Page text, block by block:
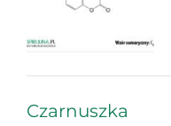
Czarnuszka